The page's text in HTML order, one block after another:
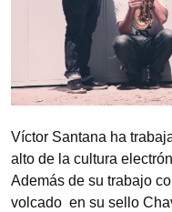
Víctor Santana ha
alto de la cultura
Además de su trabajo
volcado en su sello